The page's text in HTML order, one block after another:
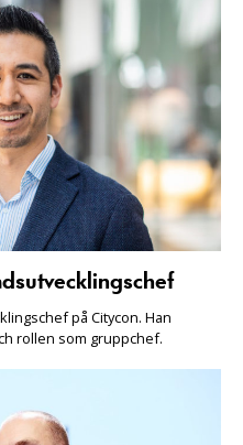
på Citycon. Han
rollen som gruppchef.